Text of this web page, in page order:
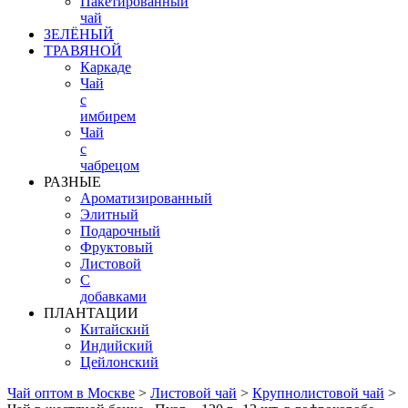
чай
ЗЕЛЁНЫЙ
ТРАВЯНОЙ
Каркаде
Чай
с
имбирем
Чай
с
чабрецом
РАЗНЫЕ
Ароматизированный
Элитный
Подарочный
Фруктовый
Листовой
С
добавками
ПЛАНТАЦИИ
Китайский
Индийский
Цейлонский
Чай оптом в Москве > Листовой чай > Крупнолистовой чай >